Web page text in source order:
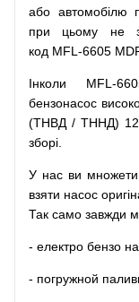
або автомобілю
при
цьому не
код MFL-6605
Інколи MFL-
бензонасос
(ТНВД / ТННД)
зборі
У нас ви множети
взяти насос
Так само завжди
- електро бензо
- погружной